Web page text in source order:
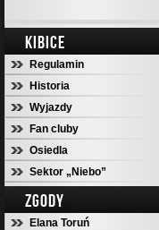
KIBICE
Regulamin
Historia
Wyjazdy
Fan cluby
Osiedla
Sektor „Niebo”
ZGODY
Elana Toruń